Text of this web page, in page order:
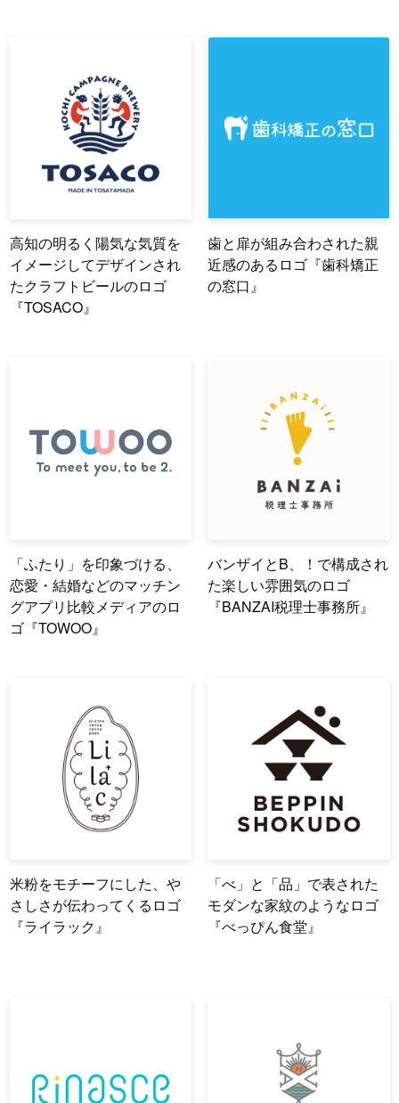
高知の明るく陽気な気質を
イメージしてデザインされ
たクラフトビールのロゴ
『TOSACO』
歯と扉が組み合わされた親
近感のあるロゴ『歯科矯正
の窓口』
「ふたり」を印象づける、
恋愛・結婚などのマッチン
グアプリ比較メディアのロ
ゴ『TOWOO』
バンザイとB、！で構成され
た楽しい雰囲気のロゴ
『BANZAI税理士事務所』
米粉をモチーフにした、や
さしさが伝わってくるロゴ
『ライラック』
「べ」と「品」で表された
モダンな家紋のようなロゴ
『べっぴん食堂』